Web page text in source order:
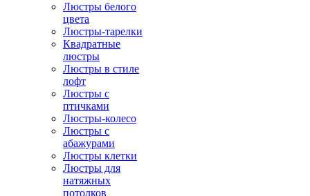
Люстры белого
цвета
Люстры-тарелки
Квадратные
люстры
Люстры в стиле
лофт
Люстры с
птичками
Люстры-колесо
Люстры с
абажурами
Люстры клетки
Люстры для
натяжных
потолков